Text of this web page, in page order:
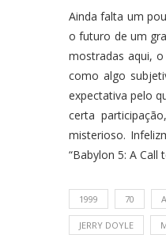
Ainda falta um
o futuro de um
mostradas aqui,
como algo
expectativa pelo
certa
misterioso.
“Babylon 5: A
1999 70
JERRY DOYLE